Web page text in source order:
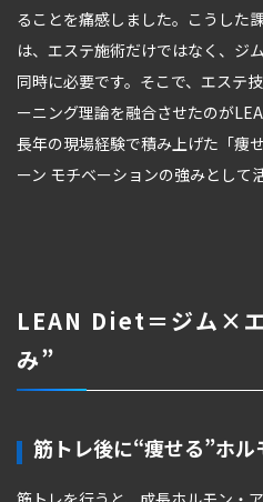
ることを痛感しました。こうした
は、エステ施術だけではなく、ジ
同時に必要です。そこで、エステ
ーニング理論を融合させたのが
長年の現場経験で積み上げた「痩
ーン モチベーションの強みとして
LEAN Diet＝ジム×
み”
筋トレ後に“痩せる”ホ